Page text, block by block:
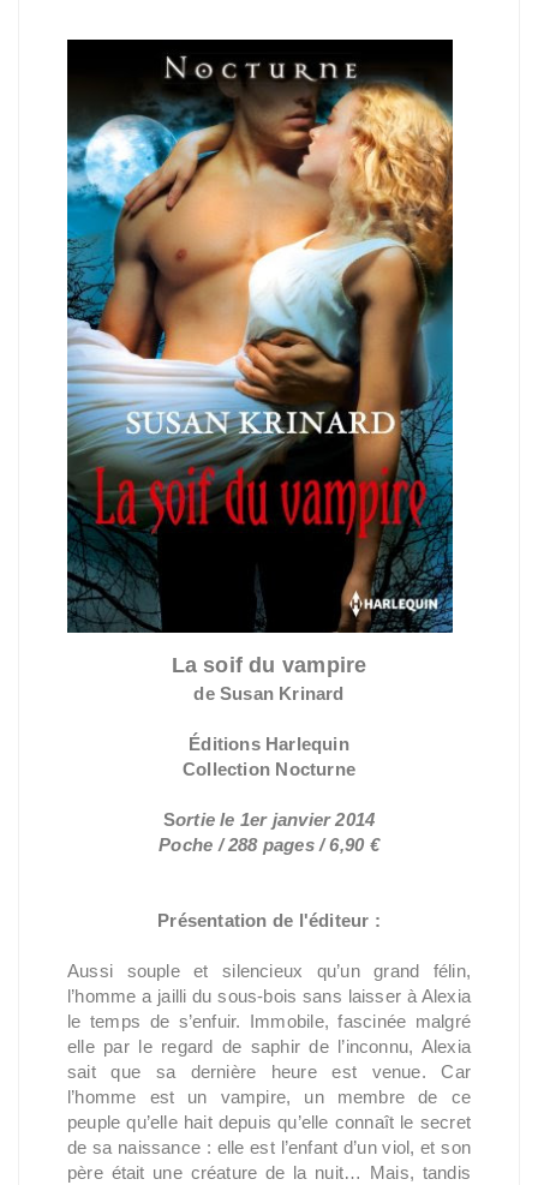
La soif du vampire
de Susan Krinard
Éditions Harlequin
Collection Nocturne
Sortie le 1er janvier 2014
Poche / 288 pages / 6,90 €
Présentation de l'éditeur :
Aussi souple et silencieux qu’un grand félin,
l’homme a jailli du sous-bois sans laisser à Alexia
le temps de s’enfuir. Immobile, fascinée malgré
elle par le regard de saphir de l’inconnu, Alexia
sait que sa dernière heure est venue. Car
l’homme est un vampire, un membre de ce
peuple qu’elle hait depuis qu’elle connaît le secret
de sa naissance : elle est l’enfant d’un viol, et son
père était une créature de la nuit… Mais, tandis